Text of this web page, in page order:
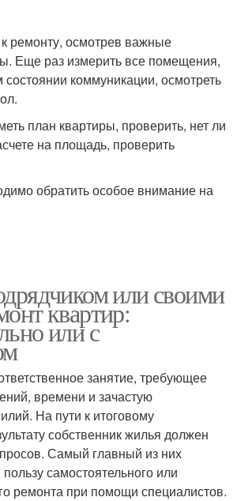
ремонту, осмотрев важные
Еще раз измерить все помещения,
состоянии коммуникации, осмотреть
план квартиры, проверить, нет ли
на площадь, проверить
обратить особое внимание на
или своими
квартир:
или с
занятие, требующее
времени и зачастую
На пути к итоговому
собственник жилья должен
Самый главный из них
самостоятельного или
ремонта при помощи специалистов.